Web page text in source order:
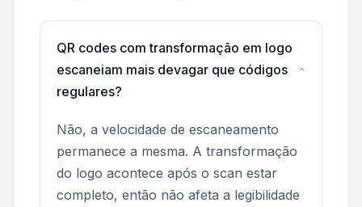
QR codes com transformação em logo
escaneiam mais devagar que códigos
regulares?
Não, a velocidade de escaneamento
permanece a mesma. A transformação
do logo acontece após o scan estar
completo, então não afeta a legibilidade